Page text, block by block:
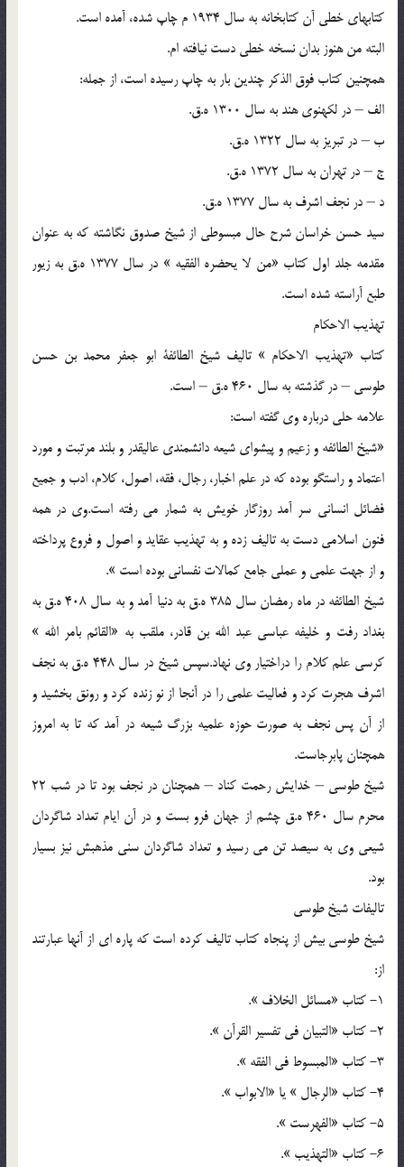
كتابهاي خطي آن كتابخانه به سال 1934 م چاپ شده، آمده است.
البته من هنوز بدان نسخه خطي دست نيافته ام.
همچنين كتاب فوق الذكر چندين بار به چاپ رسيده است، از جمله:
الف – در لكهنوي هند به سال 1300 ه.ق.
ب – در تبريز به سال 1322 ه.ق.
ج – در تهران به سال 1372 ه.ق.
د – در نجف اشرف به سال 1377 ه.ق.
سيد حسن خراسان شرح حال مبسوطي از شيخ صدوق نگاشته كه به عنوان
مقدمه جلد اول كتاب «من لا يحضره الفقيه » در سال 1377 ه.ق به زيور
طبع آراسته شده است.
تهذيب الاحكام
كتاب «تهذيب الاحكام » تاليف شيخ الطائفة ابو جعفر محمد بن حسن
طوسي – در گذشته به سال 460 ه.ق – است.
علامه حلي درباره وي گفته است:
«شيخ الطائفه و زعيم و پيشواي شيعه دانشمندي عاليقدر و بلند مرتبت و مورد
اعتماد و راستگو بوده كه در علم اخبار، رجال، فقه، اصول، كلام، ادب و جميع
فضائل انساني سر آمد روزگار خويش به شمار مي رفته است.وي در همه
فنون اسلامي دست به تاليف زده و به تهذيب عقايد و اصول و فروع پرداخته
و از جهت علمي و عملي جامع كمالات نفساني بوده است ».
شيخ الطائفه در ماه رمضان سال 385 ه.ق به دنيا آمد و به سال 408 ه.ق به
بغداد رفت و خليفه عباسي عبد الله بن قادر، ملقب به «القائم بامر الله »
كرسي علم كلام را دراختيار وي نهاد.سپس شيخ در سال 448 ه.ق به نجف
اشرف هجرت كرد و فعاليت علمي را در آنجا از نو زنده كرد و رونق بخشيد و
از آن پس نجف به صورت حوزه علميه بزرگ شيعه در آمد كه تا به امروز
همچنان پابرجاست.
شيخ طوسي – خدايش رحمت كناد – همچنان در نجف بود تا در شب 22
محرم سال 460 ه.ق چشم از جهان فرو بست و در آن ايام تعداد شاگردان
شيعي وي به سيصد تن مي رسيد و تعداد شاگردان سني مذهبش نيز بسيار
بود.
تاليفات شيخ طوسي
شيخ طوسي بيش از پنجاه كتاب تاليف كرده است كه پاره اي از آنها عبارتند
از:
1- كتاب «مسائل الخلاف ».
2- كتاب «التبيان في تفسير القرآن ».
3- كتاب «المبسوط في الفقه ».
4- كتاب «الرجال » يا «الابواب ».
5- كتاب «الفهرست ».
6- كتاب «التهذيب ».